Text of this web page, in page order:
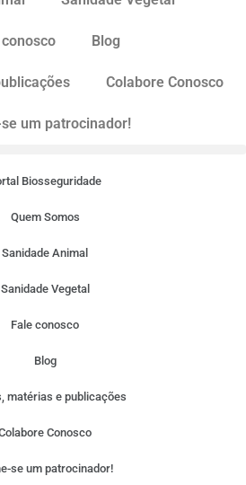
conosco Blog
Colabore Conosco
um patrocinador!
Biosseguridade
Quem Somos
Sanidade Animal
Sanidade Vegetal
Fale conosco
Blog
matérias e publicações
Conosco
se um patrocinador!